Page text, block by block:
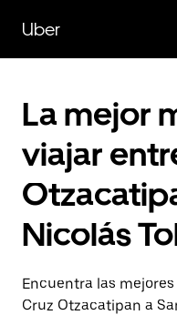
contenido
principal
Uber
La mejor
viajar
Nicolás
Encuentra las
Cruz Otzacatipan a